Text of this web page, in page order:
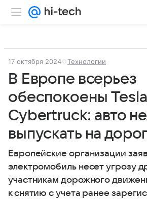
17 октября 2024 Технологии
В Европе всерьез
обеспокоены Tesla
Cybertruck: авто
выпускать на
Европейские организации
электромобиль несет угрозу
участникам дорожного
к снятию с учета ранее